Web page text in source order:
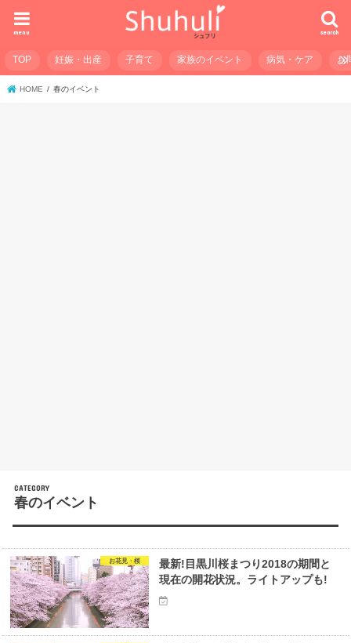
search
menu
TOP 妊娠・出産 子育て 家族のイベント 病気・ケア お
HOME 春のイベント
春のイベント
お花見・桜
最新!目黒川桜まつり2018の期間と
現在の開花状況。ライトアップも!